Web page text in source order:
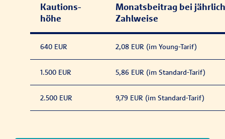
Kautions­
höhe
Monatsbeitrag bei
Zahlweise
640 EUR 2,08 EUR (im Young-Tarif)
1.500 EUR 5,86 EUR (im Standard-Tarif)
2.500 EUR 9,79 EUR (im Standard-Tarif)